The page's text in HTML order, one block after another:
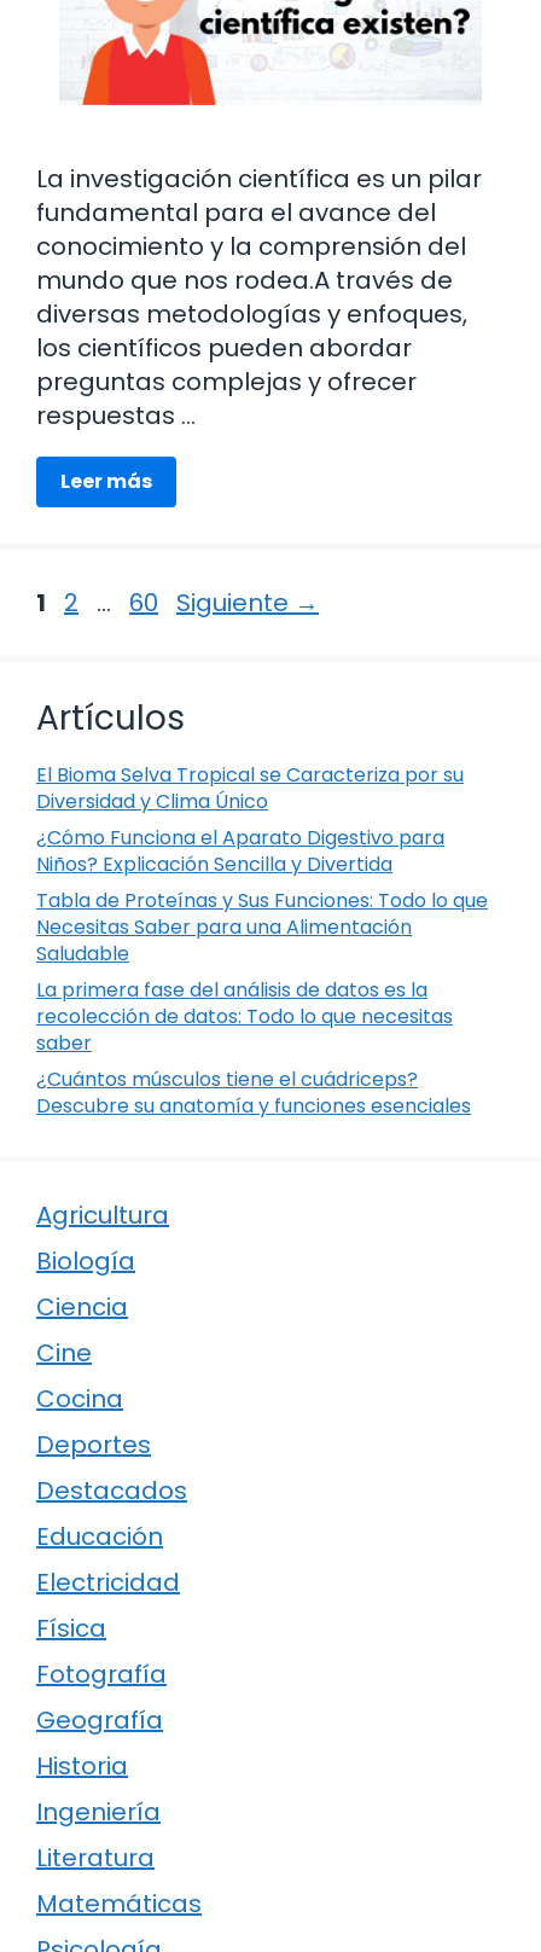
La investigación científica es un pilar
fundamental para el avance del
conocimiento y la comprensión del
mundo que nos rodea.A través de
diversas metodologías y enfoques,
los científicos pueden abordar
preguntas complejas y ofrecer
respuestas …
Leer más
Página
1 Página
2 … Página
60 Siguiente →
Artículos
El Bioma Selva Tropical se Caracteriza por su
Diversidad y Clima Único
¿Cómo Funciona el Aparato Digestivo para
Niños? Explicación Sencilla y Divertida
Tabla de Proteínas y Sus Funciones: Todo lo que
Necesitas Saber para una Alimentación
Saludable
La primera fase del análisis de datos es la
recolección de datos: Todo lo que necesitas
saber
¿Cuántos músculos tiene el cuádriceps?
Descubre su anatomía y funciones esenciales
Agricultura
Biología
Ciencia
Cine
Cocina
Deportes
Destacados
Educación
Electricidad
Física
Fotografía
Geografía
Historia
Ingeniería
Literatura
Matemáticas